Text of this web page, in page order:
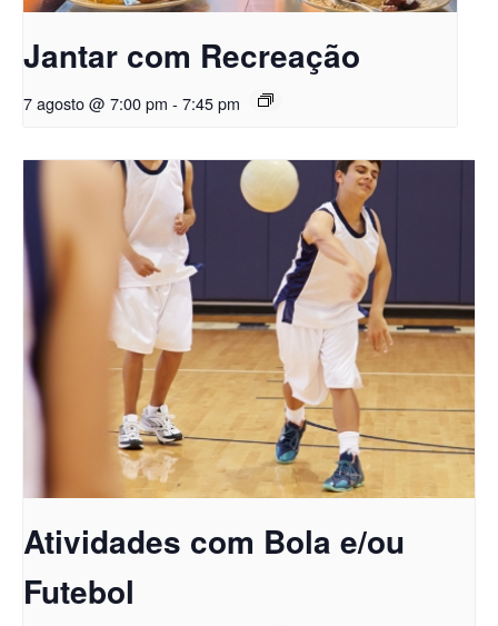
Jantar com Recreação
7 agosto @ 7:00 pm - 7:45 pm
Atividades com Bola e/ou
Futebol